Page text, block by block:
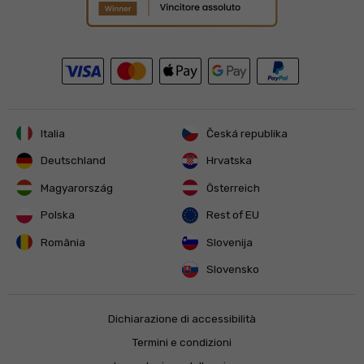
Italia Česká republika
Deutschland Hrvatska
Magyarország Österreich
Polska Rest of EU
România Slovenija
Slovensko
Dichiarazione di accessibilità
Termini e condizioni